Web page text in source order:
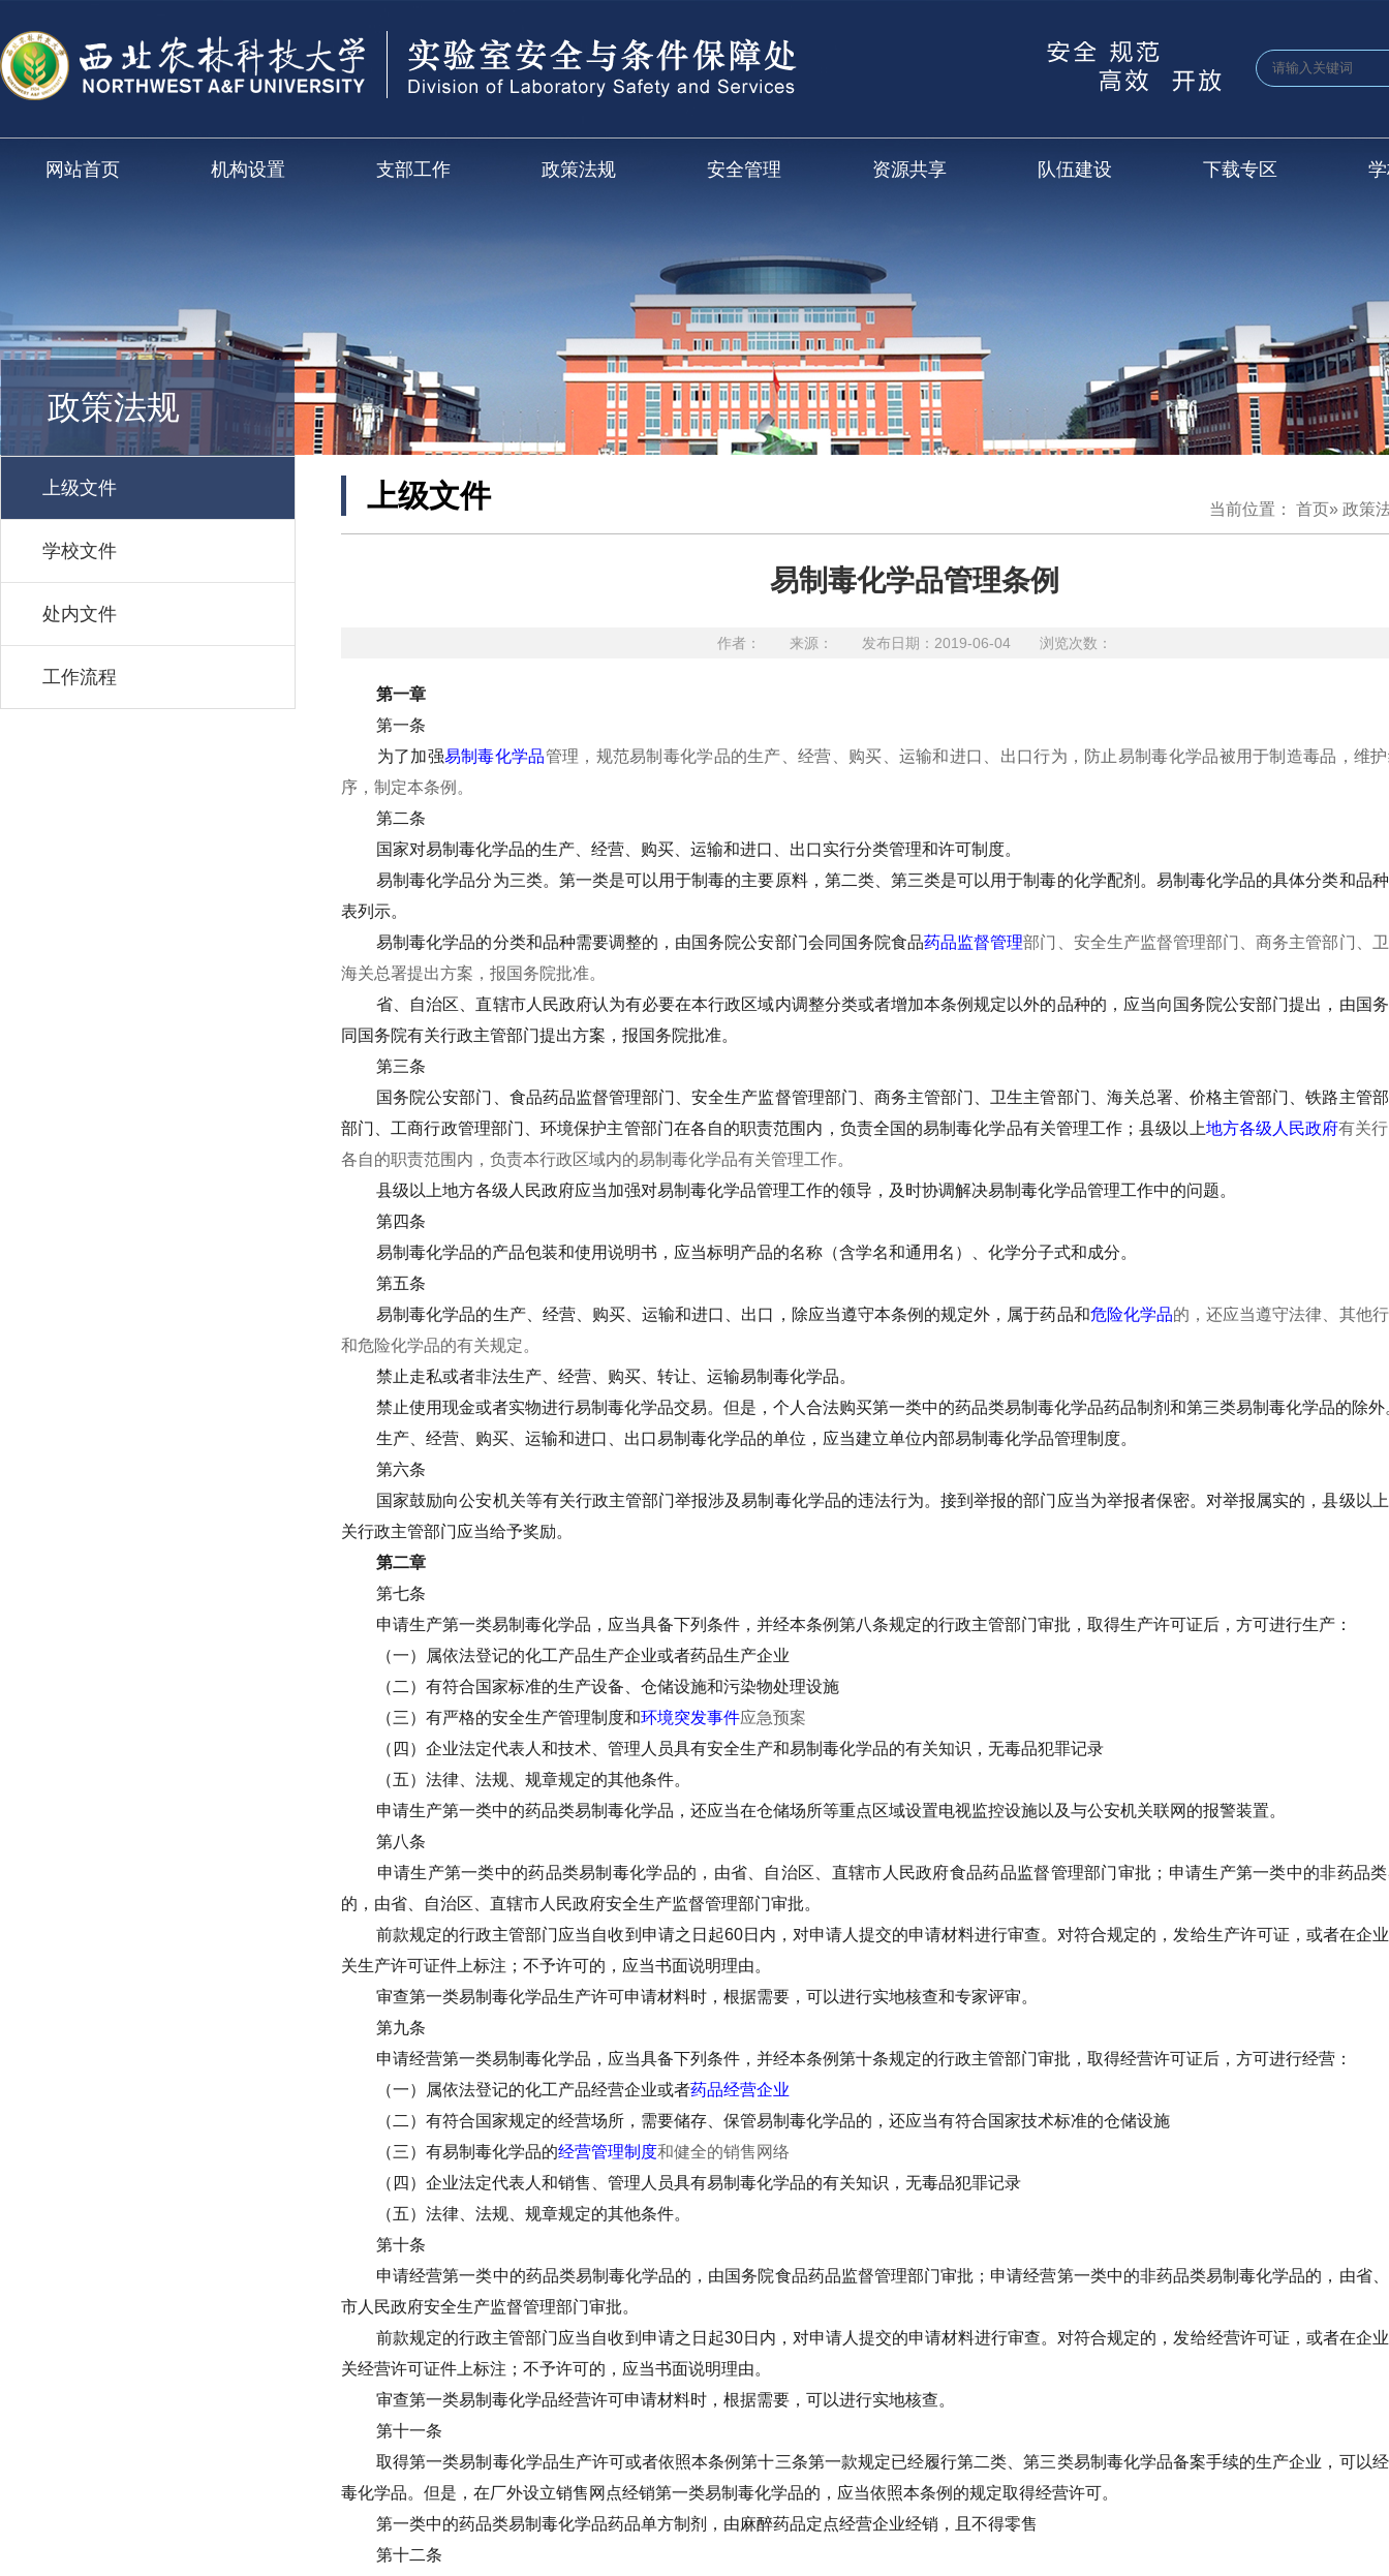
网站首页 机构设置 支部工作 政策法规 安全管理 资源共享 队伍建设 下载专区
政策法规
上级文件
学校文件
处内文件
工作流程
当前位置： 首页» 政策
上级文件
易制毒化学品管理条例
作者： 来源： 发布日期：2019-06-04 浏览次数：
第一章
第一条
为了加强易制毒化学品管理，规范易制毒化学品的生产、经营、购买、运输和进口、出口行为，防止易制毒化学品被用于制造毒品，维
序，制定本条例。
第二条
国家对易制毒化学品的生产、经营、购买、运输和进口、出口实行分类管理和许可制度。
易制毒化学品分为三类。第一类是可以用于制毒的主要原料，第二类、第三类是可以用于制毒的化学配剂。易制毒化学品的具体分类和品
表列示。
易制毒化学品的分类和品种需要调整的，由国务院公安部门会同国务院食品药品监督管理部门、安全生产监督管理部门、商务主管部门、
海关总署提出方案，报国务院批准。
省、自治区、直辖市人民政府认为有必要在本行政区域内调整分类或者增加本条例规定以外的品种的，应当向国务院公安部门提出，由国
同国务院有关行政主管部门提出方案，报国务院批准。
第三条
国务院公安部门、食品药品监督管理部门、安全生产监督管理部门、商务主管部门、卫生主管部门、海关总署、价格主管部门、铁路主管
部门、工商行政管理部门、环境保护主管部门在各自的职责范围内，负责全国的易制毒化学品有关管理工作；县级以上地方各级人民政府有关
各自的职责范围内，负责本行政区域内的易制毒化学品有关管理工作。
县级以上地方各级人民政府应当加强对易制毒化学品管理工作的领导，及时协调解决易制毒化学品管理工作中的问题。
第四条
易制毒化学品的产品包装和使用说明书，应当标明产品的名称（含学名和通用名）、化学分子式和成分。
第五条
易制毒化学品的生产、经营、购买、运输和进口、出口，除应当遵守本条例的规定外，属于药品和危险化学品的，还应当遵守法律、其他
和危险化学品的有关规定。
禁止走私或者非法生产、经营、购买、转让、运输易制毒化学品。
禁止使用现金或者实物进行易制毒化学品交易。但是，个人合法购买第一类中的药品类易制毒化学品药品制剂和第三类易制毒化学品的除外
生产、经营、购买、运输和进口、出口易制毒化学品的单位，应当建立单位内部易制毒化学品管理制度。
第六条
国家鼓励向公安机关等有关行政主管部门举报涉及易制毒化学品的违法行为。接到举报的部门应当为举报者保密。对举报属实的，县级以
关行政主管部门应当给予奖励。
第二章
第七条
申请生产第一类易制毒化学品，应当具备下列条件，并经本条例第八条规定的行政主管部门审批，取得生产许可证后，方可进行生产：
（一）属依法登记的化工产品生产企业或者药品生产企业
（二）有符合国家标准的生产设备、仓储设施和污染物处理设施
（三）有严格的安全生产管理制度和环境突发事件应急预案
（四）企业法定代表人和技术、管理人员具有安全生产和易制毒化学品的有关知识，无毒品犯罪记录
（五）法律、法规、规章规定的其他条件。
申请生产第一类中的药品类易制毒化学品，还应当在仓储场所等重点区域设置电视监控设施以及与公安机关联网的报警装置。
第八条
申请生产第一类中的药品类易制毒化学品的，由省、自治区、直辖市人民政府食品药品监督管理部门审批；申请生产第一类中的非药品
的，由省、自治区、直辖市人民政府安全生产监督管理部门审批。
前款规定的行政主管部门应当自收到申请之日起60日内，对申请人提交的申请材料进行审查。对符合规定的，发给生产许可证，或者在企
关生产许可证件上标注；不予许可的，应当书面说明理由。
审查第一类易制毒化学品生产许可申请材料时，根据需要，可以进行实地核查和专家评审。
第九条
申请经营第一类易制毒化学品，应当具备下列条件，并经本条例第十条规定的行政主管部门审批，取得经营许可证后，方可进行经营：
（一）属依法登记的化工产品经营企业或者药品经营企业
（二）有符合国家规定的经营场所，需要储存、保管易制毒化学品的，还应当有符合国家技术标准的仓储设施
（三）有易制毒化学品的经营管理制度和健全的销售网络
（四）企业法定代表人和销售、管理人员具有易制毒化学品的有关知识，无毒品犯罪记录
（五）法律、法规、规章规定的其他条件。
第十条
申请经营第一类中的药品类易制毒化学品的，由国务院食品药品监督管理部门审批；申请经营第一类中的非药品类易制毒化学品的，由省
市人民政府安全生产监督管理部门审批。
前款规定的行政主管部门应当自收到申请之日起30日内，对申请人提交的申请材料进行审查。对符合规定的，发给经营许可证，或者在企
关经营许可证件上标注；不予许可的，应当书面说明理由。
审查第一类易制毒化学品经营许可申请材料时，根据需要，可以进行实地核查。
第十一条
取得第一类易制毒化学品生产许可或者依照本条例第十三条第一款规定已经履行第二类、第三类易制毒化学品备案手续的生产企业，可以
毒化学品。但是，在厂外设立销售网点经销第一类易制毒化学品的，应当依照本条例的规定取得经营许可。
第一类中的药品类易制毒化学品药品单方制剂，由麻醉药品定点经营企业经销，且不得零售
第十二条